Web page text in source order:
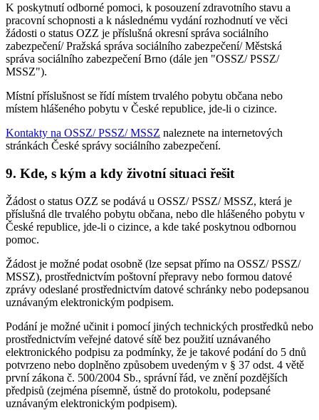
K poskytnutí odborné pomoci, k posouzení zdravotního stavu a
pracovní schopnosti a k následnému vydání rozhodnutí ve věci
žádosti o status OZZ je příslušná okresní správa sociálního
zabezpečení/ Pražská správa sociálního zabezpečení/ Městská
správa sociálního zabezpečení Brno (dále jen "OSSZ/ PSSZ/
MSSZ").
Místní příslušnost se řídí místem trvalého pobytu občana nebo
místem hlášeného pobytu v České republice, jde-li o cizince.
Kontakty na OSSZ/ PSSZ/ MSSZ naleznete na internetových
stránkách České správy sociálního zabezpečení.
9. Kde, s kým a kdy životní situaci řešit
Žádost o status OZZ se podává u OSSZ/ PSSZ/ MSSZ, která je
příslušná dle trvalého pobytu občana, nebo dle hlášeného pobytu v
České republice, jde-li o cizince, a kde také poskytnou odbornou
pomoc.
Žádost je možné podat osobně (lze sepsat přímo na OSSZ/ PSSZ/
MSSZ), prostřednictvím poštovní přepravy nebo formou datové
zprávy odeslané prostřednictvím datové schránky nebo podepsanou
uznávaným elektronickým podpisem.
Podání je možné učinit i pomocí jiných technických prostředků nebo
prostřednictvím veřejné datové sítě bez použití uznávaného
elektronického podpisu za podmínky, že je takové podání do 5 dnů
potvrzeno nebo doplněno způsobem uvedeným v § 37 odst. 4 větě
první zákona č. 500/2004 Sb., správní řád, ve znění pozdějších
předpisů (zejména písemně, ústně do protokolu, podepsané
uznávaným elektronickým podpisem).